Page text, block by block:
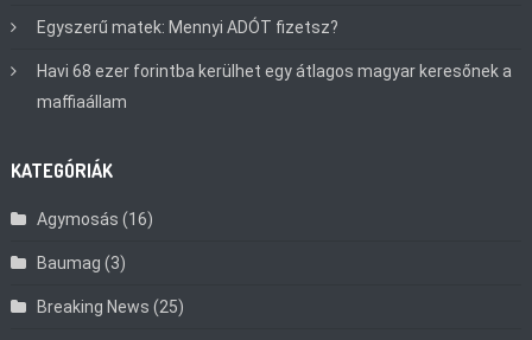
Egyszerű matek: Mennyi ADÓT fizetsz?
Havi 68 ezer forintba kerülhet egy átlagos magyar keresőnek a
maffiaállam
KATEGÓRIÁK
Agymosás (16)
Baumag (3)
Breaking News (25)